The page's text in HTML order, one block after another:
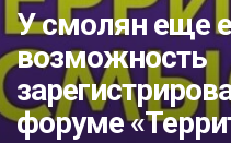
Акция
К 70-летию районного
Конкурс
Люди родного края
У смолян еще
возможность
форуме